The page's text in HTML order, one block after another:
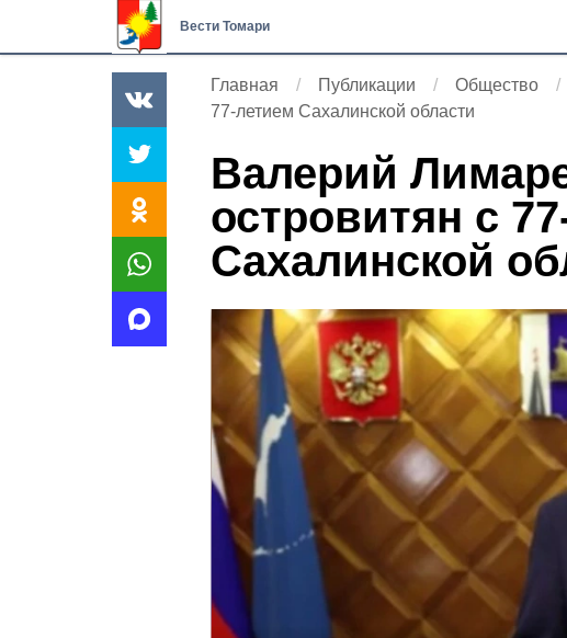
Вести Томари
Главная Публикации Общество
77-летием Сахалинской области
Валерий
островитян с
Сахалинской